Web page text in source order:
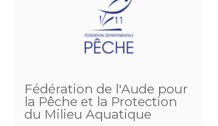
Fédération de l'Aude pour
la Pêche et la Protection
du Milieu Aquatique